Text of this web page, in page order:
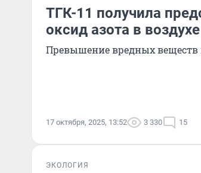
ТГК-11 получила
оксид азота в воздухе
Превышение вредных
17 октября, 2025, 13:52 3 330 15
ЭКОЛОГИЯ